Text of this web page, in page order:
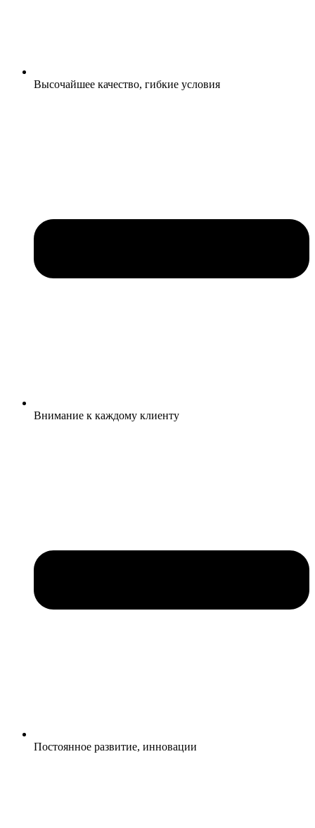
Высочайшее качество, гибкие условия
Внимание к каждому клиенту
Постоянное развитие, инновации